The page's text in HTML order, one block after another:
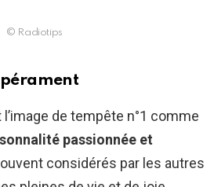
© Radiotips
de tempête n°1 comme
passionnée et
considérés par les autres